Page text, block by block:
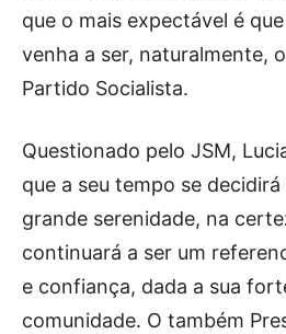
Estatuto editorial Sobre o Jornal
Ficha Técnica
que o mais expectável é
venha a ser, naturalmente,
Partido Socialista.
Questionado pelo JSM,
que a seu tempo se
grande serenidade, na
continuará a ser um
e confiança, dada a sua
comunidade. O também